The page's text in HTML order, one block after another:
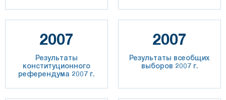
2007
Результаты
конституционного
референдума 2007 г.
2007
Результаты всеобщих
выборов 2007 г.